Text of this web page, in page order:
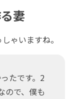
妻
ゃいますね。
たです。2
ので、僕も